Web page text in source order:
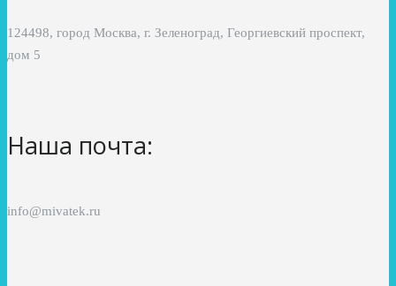
124498, город Москва, г. Зеленоград, Георгиевский проспект,
дом 5
Наша почта:
info@mivatek.ru